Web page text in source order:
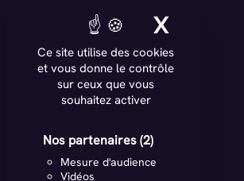
Ce site utilise des cookies
et vous donne le contrôle
sur ceux que vous
souhaitez activer
Nos partenaires(2)
Mesure d'audience
Vidéos
X